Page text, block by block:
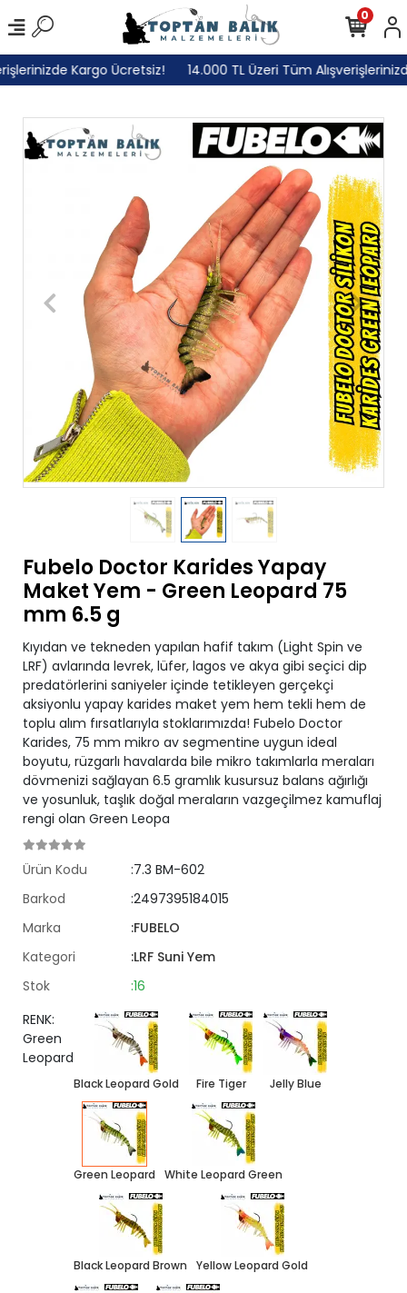
Kargo Ücretsiz! 14.000 TL Üzeri Tüm
0
Fubelo Doctor Karides Yapay
Maket Yem - Green Leopard 75
mm 6.5 g
Kıyıdan ve tekneden yapılan hafif takım (Light Spin ve
LRF) avlarında levrek, lüfer, lagos ve akya gibi seçici dip
predatörlerini saniyeler içinde tetikleyen gerçekçi
aksiyonlu yapay karides maket yem hem tekli hem de
toplu alım fırsatlarıyla stoklarımızda! Fubelo Doctor
Karides, 75 mm mikro av segmentine uygun ideal
boyutu, rüzgarlı havalarda bile mikro takımlarla meraları
dövmenizi sağlayan 6.5 gramlık kusursuz balans ağırlığı
ve yosunluk, taşlık doğal meraların vazgeçilmez kamuflaj
rengi olan Green Leopa
Ürün Kodu
:7.3 BM-602
Barkod
:2497395184015
Marka
:FUBELO
Kategori
:LRF Suni Yem
Stok
:16
RENK:
Green
Leopard
Black Leopard Gold Fire Tiger Jelly Blue
Green Leopard White Leopard Green
Black Leopard Brown Yellow Leopard Gold